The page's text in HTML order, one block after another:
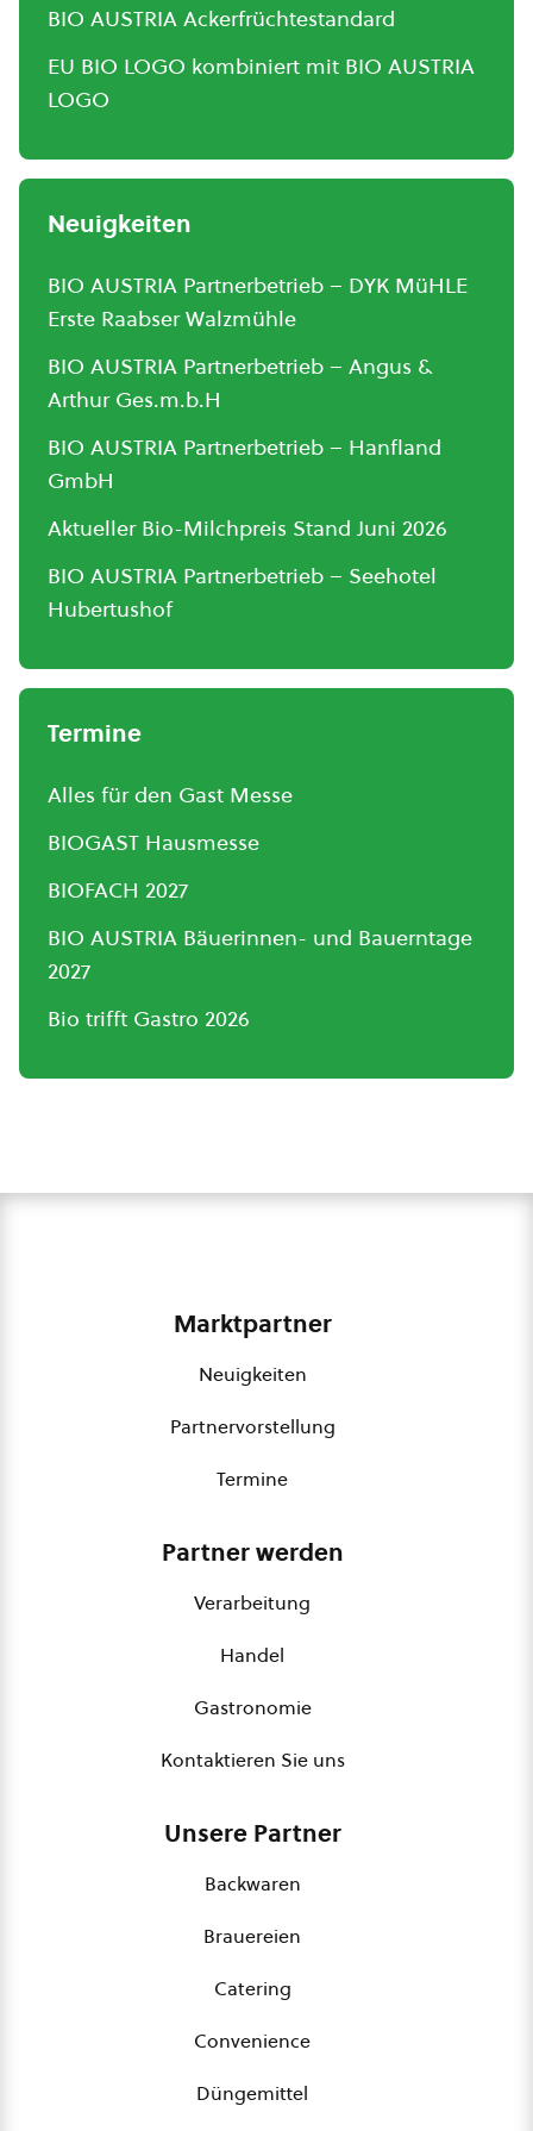
BIO AUSTRIA Ackerfrüchtestandard
EU BIO LOGO kombiniert mit BIO AUSTRIA
LOGO
Neuigkeiten
BIO AUSTRIA Partnerbetrieb – DYK MüHLE
Erste Raabser Walzmühle
BIO AUSTRIA Partnerbetrieb – Angus &
Arthur Ges.m.b.H
BIO AUSTRIA Partnerbetrieb – Hanfland
GmbH
Aktueller Bio-Milchpreis Stand Juni 2026
BIO AUSTRIA Partnerbetrieb – Seehotel
Hubertushof
Termine
Alles für den Gast Messe
BIOGAST Hausmesse
BIOFACH 2027
BIO AUSTRIA Bäuerinnen- und Bauerntage
2027
Bio trifft Gastro 2026
Marktpartner
Neuigkeiten
Partnervorstellung
Termine
Partner werden
Verarbeitung
Handel
Gastronomie
Kontaktieren Sie uns
Unsere Partner
Backwaren
Brauereien
Catering
Convenience
Düngemittel